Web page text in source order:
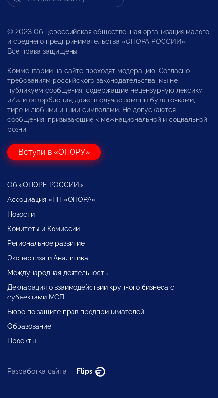
© 2023 Общероссийская общественная организация малого
и среднего предпринимательства «ОПОРА РОССИИ».
Все права защищены.
Комментарии на сайте проходят модерацию. Согласно
требованиям российского законодательства, мы не
публикуем сообщения, содержащие нецензурную лексику
и/или оскорбления, даже в случае замены букв точками,
тире и любыми иными символами. Не допускаются
сообщения, призывающие к межнациональной и социальной
розни.
Вступи в «ОПОРУ»
Об «ОПОРЕ РОССИИ»
Ассоциация «НП «ОПОРА»
Новости
Комитеты и Комиссии
Региональное развитие
Экспертиза и Аналитика
Международная деятельность
Декларация о взаимодействии крупного бизнеса с
субъектами МСП
Бюро по защите прав предпринимателей
Образование
Проекты
Разработка сайта — Flips